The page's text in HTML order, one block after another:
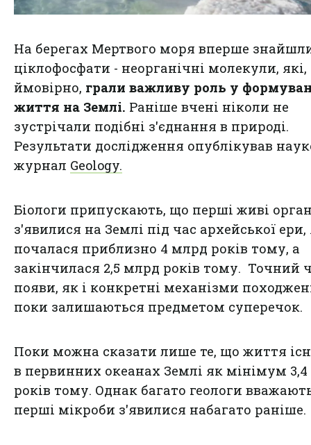
На берегах Мертвого моря вперше
ціклофосфати - неорганічні молекули, які,
ймовірно, грали важливу роль у
життя на Землі. Раніше вчені ніколи не
зустрічали подібні з'єднання в природі.
Результати дослідження опублікував
журнал Geology.
Біологи припускають, що перші живі
з'явилися на Землі під час архейської ери,
почалася приблизно 4 млрд років тому, а
закінчилася 2,5 млрд років тому. Точний
появи, як і конкретні механізми
поки залишаються предметом суперечок.
Поки можна сказати лише те, що життя
в первинних океанах Землі як мінімум
років тому. Однак багато геологи
перші мікроби з'явилися набагато раніше.